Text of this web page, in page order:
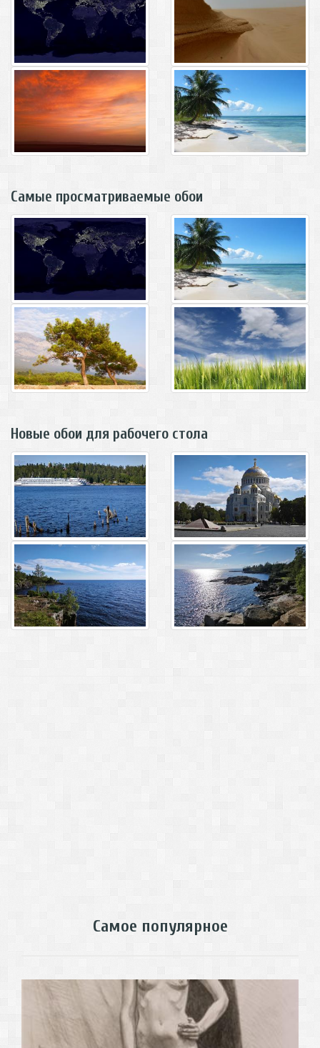
Самые просматриваемые обои
Новые обои для рабочего стола
Самое популярное